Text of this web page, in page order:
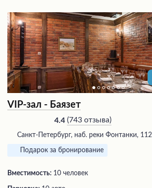
VIP-зал - Баязет
4.4 (743 отзыва)
Санкт-Петербург, наб. реки Фонтанки, 112
Подарок за бронирование
Вместимость: 10 человек